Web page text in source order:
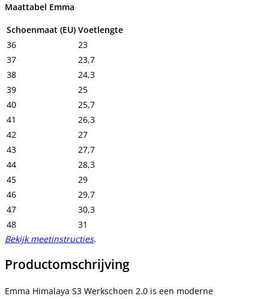
Maattabel Emma
Schoenmaat (EU) Voetlengte
36
23
37
23,7
38
24,3
39
25
40
25,7
41
26,3
42
27
43
27,7
44
28,3
45
29
46
29,7
47
30,3
48
31
Bekijk meetinstructies.
Productomschrijving
Emma Himalaya S3 Werkschoen 2.0 is een moderne